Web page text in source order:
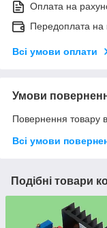
Оплата на
Передоплата на
Всі умови оплати
Умови
Повернення товару
Всі умови
Подібні товари